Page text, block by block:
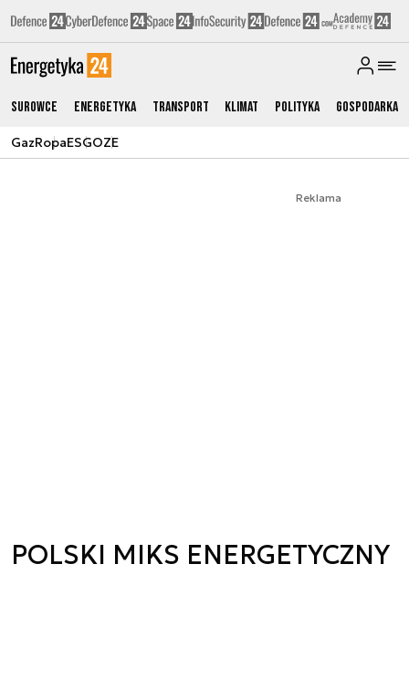
Surowce Energetyka Transport Klimat Polityka Gospodarka
GazRopaESGOZE
Reklama
POLSKI MIKS ENERGETYCZNY